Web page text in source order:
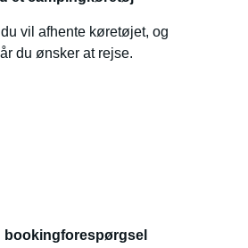
vil afhente køretøjet, og
du ønsker at rejse.
bookingforespørgsel